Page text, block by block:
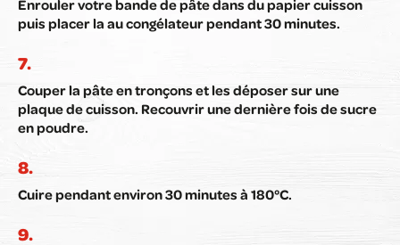
Enrouler votre bande de pâte dans du papier cuisson
puis placer la au congélateur pendant 30 minutes.
Couper la pâte en tronçons et les déposer sur une
plaque de cuisson. Recouvrir une dernière fois de sucre
en poudre.
Cuire pendant environ 30 minutes à 180°C.